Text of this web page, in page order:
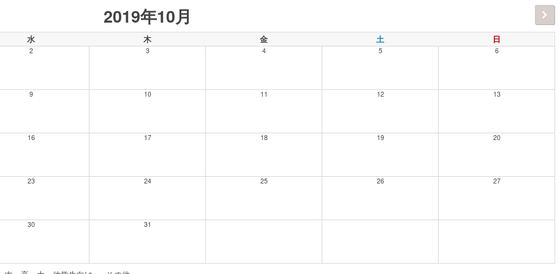
2019年10月
水 木 金 土 日
2 3 4 5 6
9 10 11 12 13
16 17 18 19 20
23 24 25 26 27
30 31